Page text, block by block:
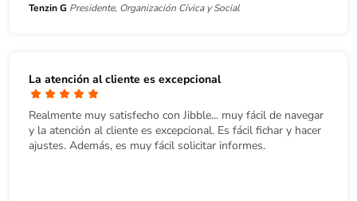
Tenzin G Presidente, Organización Cívica y Social
La atención al cliente es excepcional
Realmente muy satisfecho con Jibble... muy fácil de navegar
y la atención al cliente es excepcional. Es fácil fichar y hacer
ajustes. Además, es muy fácil solicitar informes.